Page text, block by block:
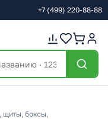
+7 (499) 220-88-88
щиты, боксы,